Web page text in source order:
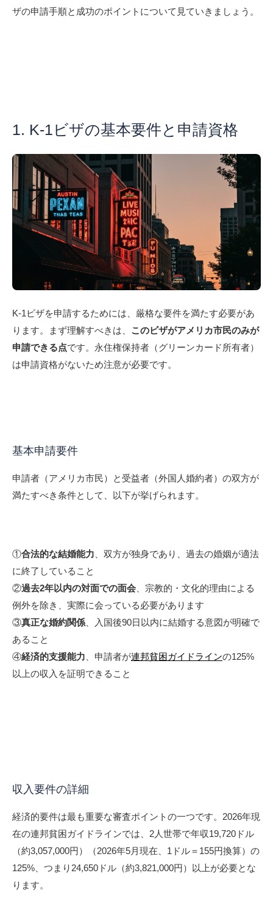
ザの申請手順と成功のポイントについて見ていきましょう。
1. K-1ビザの基本要件と申請資格
K-1ビザを申請するためには、厳格な要件を満たす必要があ
ります。まず理解すべきは、 このビザがアメリカ市民のみが
申請できる点です。永住権保持者（グリーンカード所有者）
は申請資格がないため注意が必要です。
基本申請要件
申請者（アメリカ市民）と受益者（外国人婚約者）の双方が
満たすべき条件として、以下が挙げられます。
①合法的な結婚能力 、双方が独身であり、過去の婚姻が適法
に終了していること
②過去2年以内の対面での面会 、宗教的・文化的理由による
例外を除き、実際に会っている必要があります
③真正な婚約関係 、入国後90日以内に結婚する意図が明確で
あること
④経済的支援能力 、申請者が連邦貧困ガイドラインの125%
以上の収入を証明できること
収入要件の詳細
経済的要件は最も重要な審査ポイントの一つです。2026年現
在の連邦貧困ガイドラインでは、2人世帯で年収19,720ドル
（約3,057,000円）（2026年5月現在、1ドル＝155円換算）の
125%、つまり24,650ドル（約3,821,000円）以上が必要とな
ります。